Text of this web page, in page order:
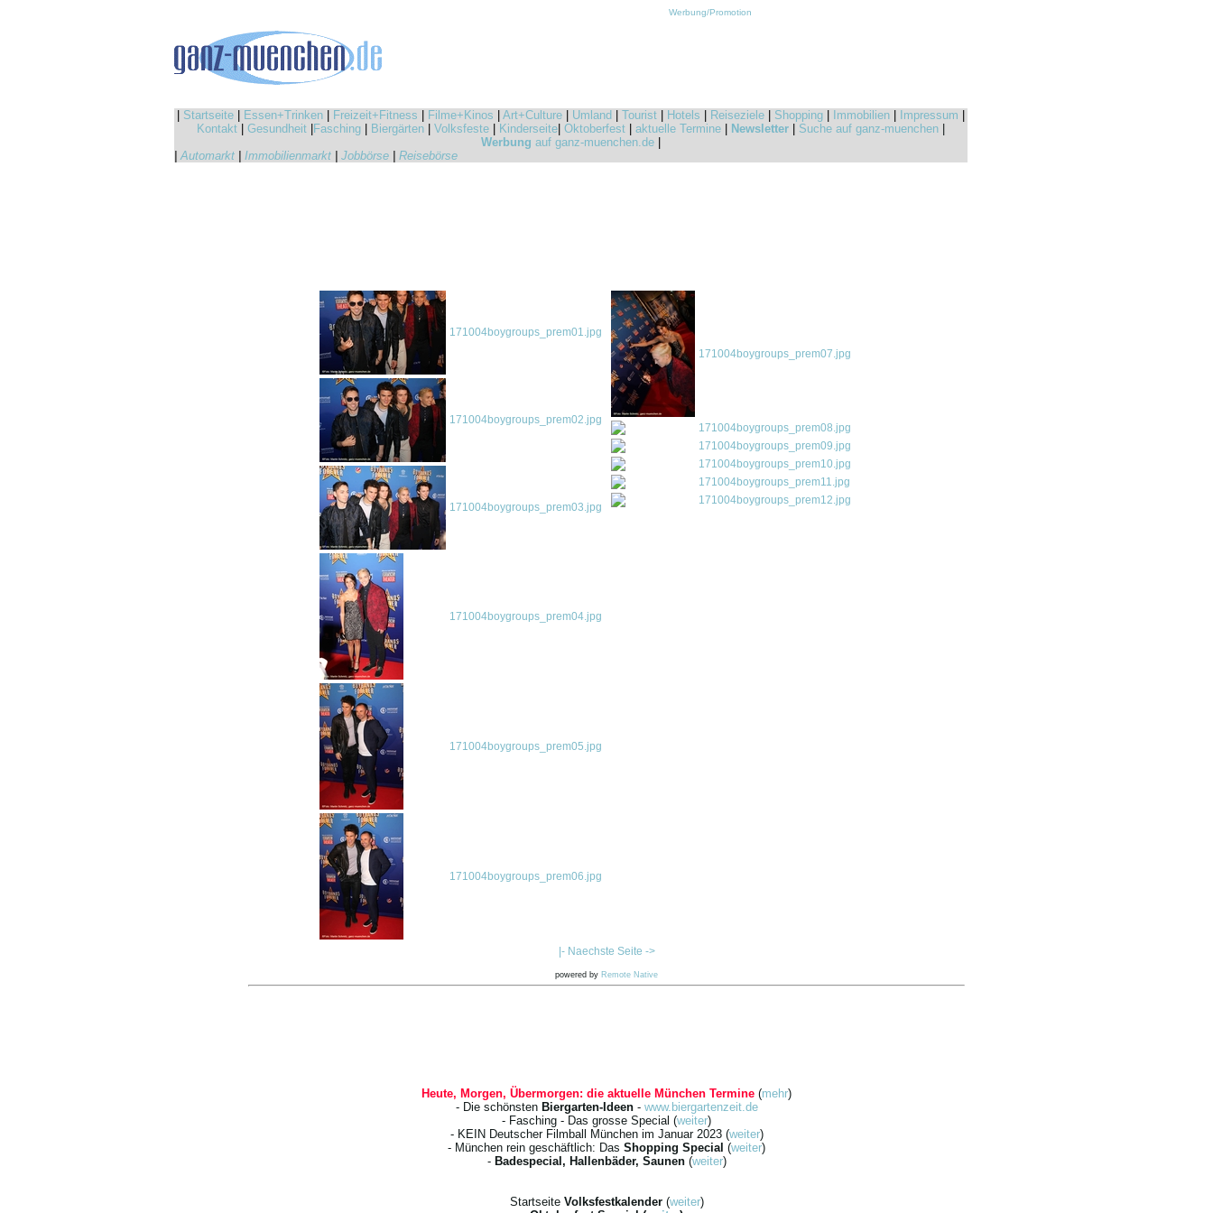
Werbung/Promotion
Startseite Essen+Trinken Freizeit+Fitness Filme+Kinos Art+Culture Umland Tourist Hotels Reiseziele Shopping Immobilien Impressum
Kontakt
Gesundheit Fasching Biergärten Volksfeste Kinderseite Oktoberfest aktuelle Termine Newsletter Suche auf ganz-muenchen
Werbung auf ganz-muenchen.de
|Automarkt Immobilienmarkt Jobbörse Reisebörse
171004boygroups_prem01.jpg
171004boygroups_prem02.jpg
171004boygroups_prem03.jpg
171004boygroups_prem04.jpg
171004boygroups_prem05.jpg
171004boygroups_prem06.jpg
171004boygroups_prem07.jpg
171004boygroups_prem08.jpg
171004boygroups_prem09.jpg
171004boygroups_prem10.jpg
171004boygroups_prem11.jpg
171004boygroups_prem12.jpg
|- Naechste Seite ->
powered by Remote Native
Heute, Morgen, Übermorgen: die aktuelle München Termine (mehr)
- Die schönsten Biergarten-Ideen- www.biergartenzeit.de
- Fasching - Das grosse Special (weiter)
- KEIN Deutscher Filmball München im Januar 2023 (weiter)
- München rein geschäftlich: Das Shopping Special (weiter)
- Badespecial, Hallenbäder, Saunen(weiter)
Startseite Volksfestkalender(weiter)